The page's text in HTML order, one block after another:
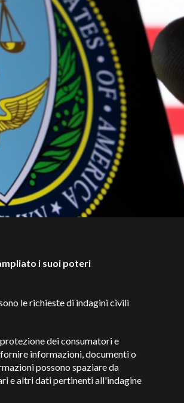
i suoi poteri
le richieste di indagini civili
dei consumatori e
informazioni, documenti o
possono spaziare da
e altri dati pertinenti all'indagine